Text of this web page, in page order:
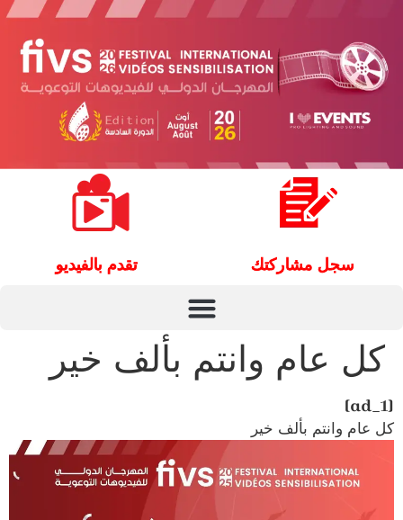
سجل مشاركتك تقدم بالفيديو
كل عام وانتم بألف خير
[ad_1]
كل عام وانتم بألف خير